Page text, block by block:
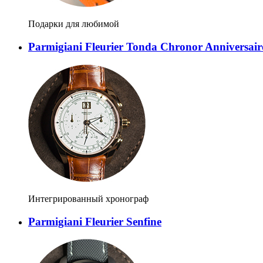
Подарки для любимой
Parmigiani Fleurier Tonda Chronor
Интегрированный хронограф
Parmigiani Fleurier Senfine